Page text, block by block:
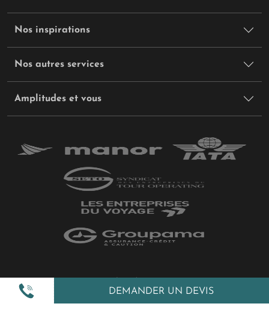
DEMANDER UN DEVIS
Nos inspirations
Nos autres services
Amplitudes et vous
Politique de confidentialité